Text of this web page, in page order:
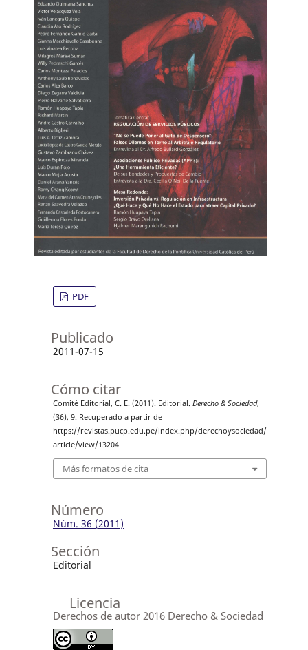
PDF
Publicado
2011-07-15
Cómo citar
Comité Editorial, C. E. (2011). Editorial. Derecho & Sociedad,
(36), 9. Recuperado a partir de
https://revistas.pucp.edu.pe/index.php/derechoysociedad/
article/view/13204
Más formatos de cita
Número
Núm. 36 (2011)
Sección
Editorial
Licencia
Derechos de autor 2016 Derecho & Sociedad